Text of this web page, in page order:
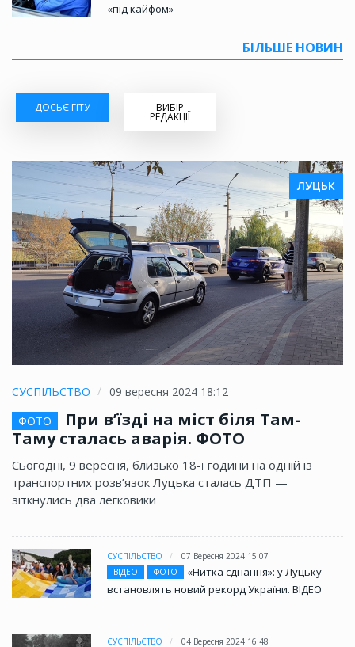
«під кайфом»
БІЛЬШЕ НОВИН
ДОСЬЄ ГІТУ ВИБІР
РЕДАКЦІЇ
ЛУЦЬК
СУСПІЛЬСТВО
09 вересня 2024 18:12
ФОТО
При в’їзді на міст біля Там-
Таму сталась аварія. ФОТО
Сьогодні, 9 вересня, близько 18-ї години на одній із
транспортних розв’язок Луцька сталась ДТП —
зіткнулись два легковики
СУСПІЛЬСТВО
07 Вересня 2024 15:07
ВІДЕО
ФОТО
«Нитка єднання»: у Луцьку
встановлять новий рекорд України. ВІДЕО
СУСПІЛЬСТВО 04 Вересня 2024 16:48